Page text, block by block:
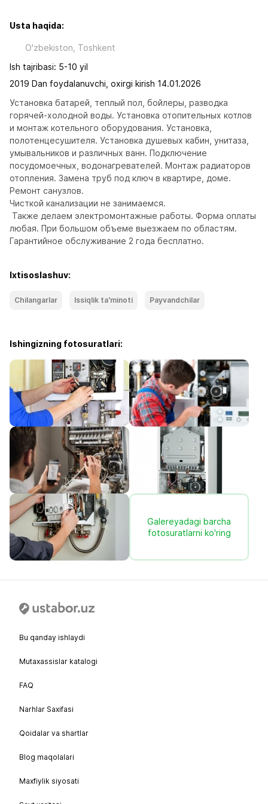
Usta haqida:
O'zbekiston, Toshkent
Ish tajribasi: 5-10 yil
2019 Dan foydalanuvchi, oxirgi kirish 14.01.2026
Установка батарей, теплый пол, бойлеры, разводка
горячей-холодной воды. Установка отопительных котлов
и монтаж котельного оборудования. Установка,
полотенцесушителя. Установка душевых кабин, унитаза,
умывальников и различных ванн. Подключение
посудомоечных, водонагревателей. Монтаж радиаторов
отопления. Замена труб под ключ в квартире, доме.
Ремонт санузлов.
Чисткой канализации не занимаемся.
любая. При большом объеме выезжаем по областям.
Гарантийное обслуживание 2 года бесплатно.
Ixtisoslashuv:
Chilangarlar Issiqlik ta'minoti Payvandchilar
Ishingizning fotosuratlari:
Galereyadagi barcha
fotosuratlarni ko'ring
Bu qanday ishlaydi
Mutaxassislar katalogi
FAQ
Narhlar Saxifasi
Qoidalar va shartlar
Blog maqolalari
Maxfiylik siyosati